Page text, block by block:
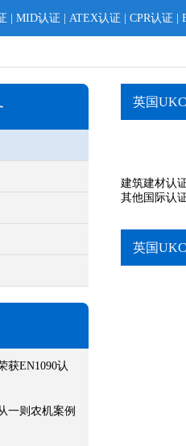
MID认证 ATEX认证 CPR认证
获EN1090认
一则农机案例
英国
建筑建材认
其他国际认
英国